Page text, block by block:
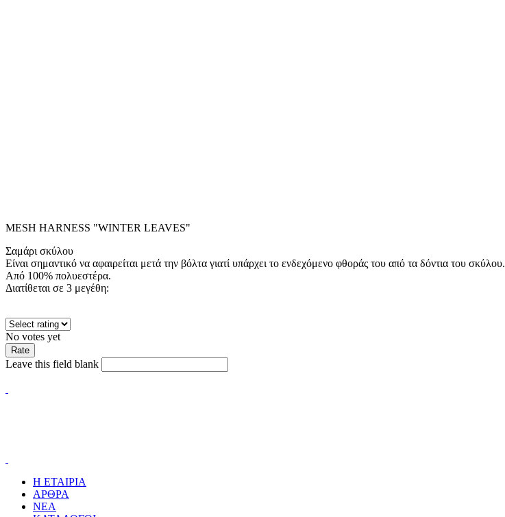
MESH HARNESS "WINTER LEAVES"
Σαμάρι σκύλου
Είναι σημαντικό να αφαιρείται μετά την βόλτα γιατί υπάρχει το ενδεχόμενο φθοράς του από τα δόντια του σκύλου.
Από 100% πολυεστέρα.
Διατίθεται σε 3 μεγέθη:
No votes yet
Leave this field blank
Η ΕΤΑΙΡΙΑ
ΑΡΘΡΑ
ΝΕΑ